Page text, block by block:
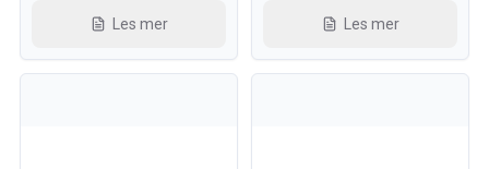
Les mer Les mer